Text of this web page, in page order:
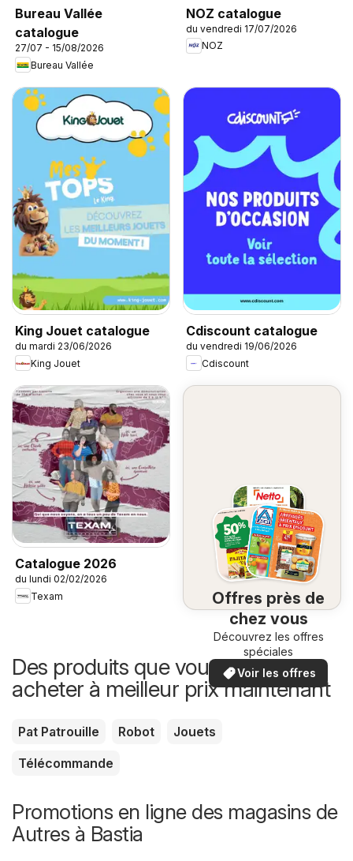
Bureau Vallée
catalogue
27/07 - 15/08/2026
Bureau Vallée
NOZ catalogue
du vendredi 17/07/2026
NOZ
King Jouet catalogue
du mardi 23/06/2026
King Jouet
Cdiscount catalogue
du vendredi 19/06/2026
Cdiscount
Catalogue 2026
du lundi 02/02/2026
Texam
Offres près de
chez vous
Découvrez les offres
spéciales
Voir les offres
Des produits que vous pouvez
acheter à meilleur prix maintenant
Pat Patrouille Robot
Jouets
Télécommande
Promotions en ligne des magasins de
Autres à Bastia